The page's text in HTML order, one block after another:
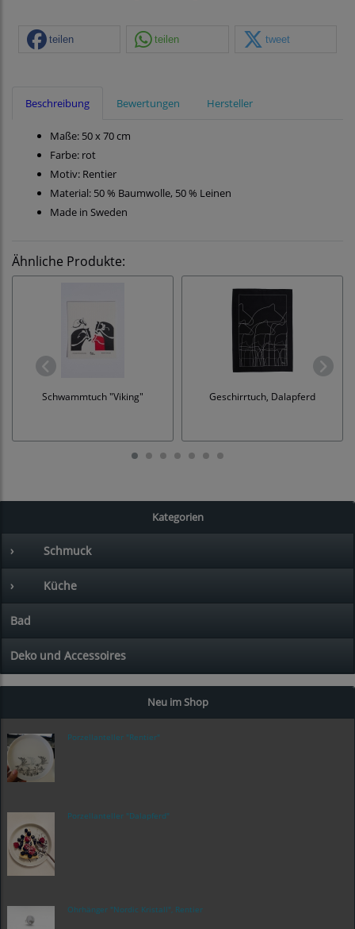
Kategorien
› Schmuck
› Küche
Bad
Deko und Accessoires
Neu im Shop
Porzellanteller "Rentier"
Porzellanteller "Dalapferd"
Ohrhänger "Nordic Kristall", Rentier
teilen teilen tweet
Beschreibung Bewertungen Hersteller
Maße: 50 x 70 cm
Farbe: rot
Motiv: Rentier
Material: 50 % Baumwolle, 50 % Leinen
Made in Sweden
Ähnliche Produkte:
Schwammtuch "Viking" Geschirrtuch, Dalapferd